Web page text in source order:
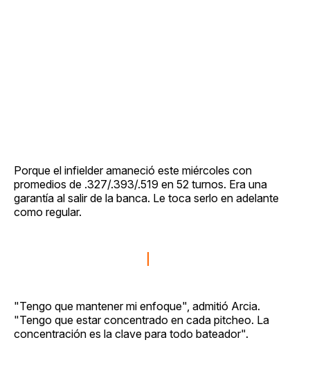
Porque el infielder amaneció este miércoles con
promedios de .327/.393/.519 en 52 turnos. Era una
garantía al salir de la banca. Le toca serlo en adelante
como regular.
"Tengo que mantener mi enfoque", admitió Arcia.
"Tengo que estar concentrado en cada pitcheo. La
concentración es la clave para todo bateador".